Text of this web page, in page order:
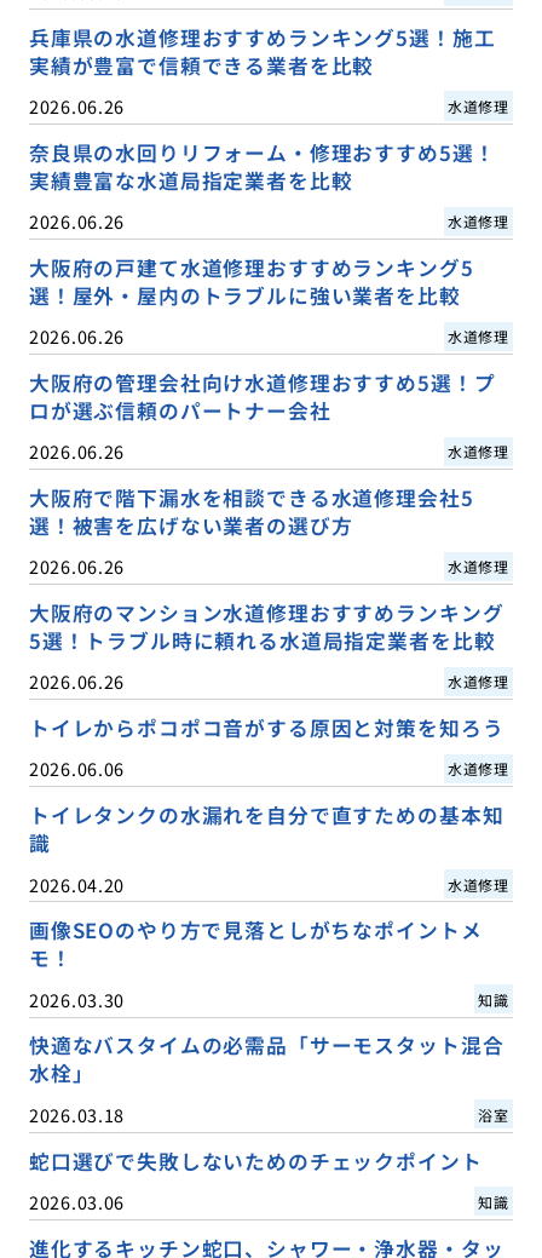
兵庫県の水道修理おすすめランキング5選！施工
実績が豊富で信頼できる業者を比較
2026.06.26 水道修理
奈良県の水回りリフォーム・修理おすすめ5選！
実績豊富な水道局指定業者を比較
2026.06.26 水道修理
大阪府の戸建て水道修理おすすめランキング5
選！屋外・屋内のトラブルに強い業者を比較
2026.06.26 水道修理
大阪府の管理会社向け水道修理おすすめ5選！プ
ロが選ぶ信頼のパートナー会社
2026.06.26 水道修理
大阪府で階下漏水を相談できる水道修理会社5
選！被害を広げない業者の選び方
2026.06.26 水道修理
大阪府のマンション水道修理おすすめランキング
5選！トラブル時に頼れる水道局指定業者を比較
2026.06.26 水道修理
トイレからポコポコ音がする原因と対策を知ろう
2026.06.06 水道修理
トイレタンクの水漏れを自分で直すための基本知
識
2026.04.20 水道修理
画像SEOのやり方で見落としがちなポイントメ
モ！
2026.03.30 知識
快適なバスタイムの必需品「サーモスタット混合
水栓」
2026.03.18 浴室
蛇口選びで失敗しないためのチェックポイント
2026.03.06 知識
進化するキッチン蛇口、シャワー・浄水器・タッ